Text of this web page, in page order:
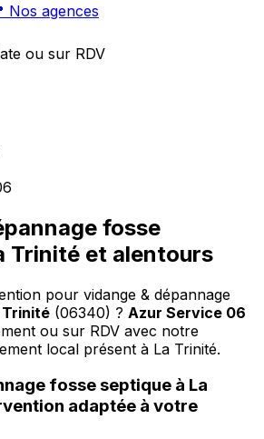
Nos agences
ou sur RDV
fosse
Trinité et alentours
pour vidange & dépannage
Trinité (06340) ? Azur Service 06
ou sur RDV avec notre
local présent à La Trinité.
fosse septique à La
adaptée à votre